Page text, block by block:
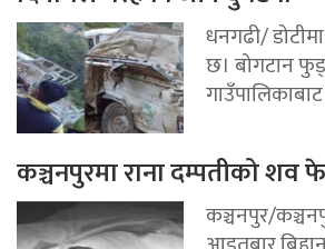
धनगढी/
छ। बोगटान
कञ्चनपुरमा राना दम्पतीको शव
कञ्चनपुर/